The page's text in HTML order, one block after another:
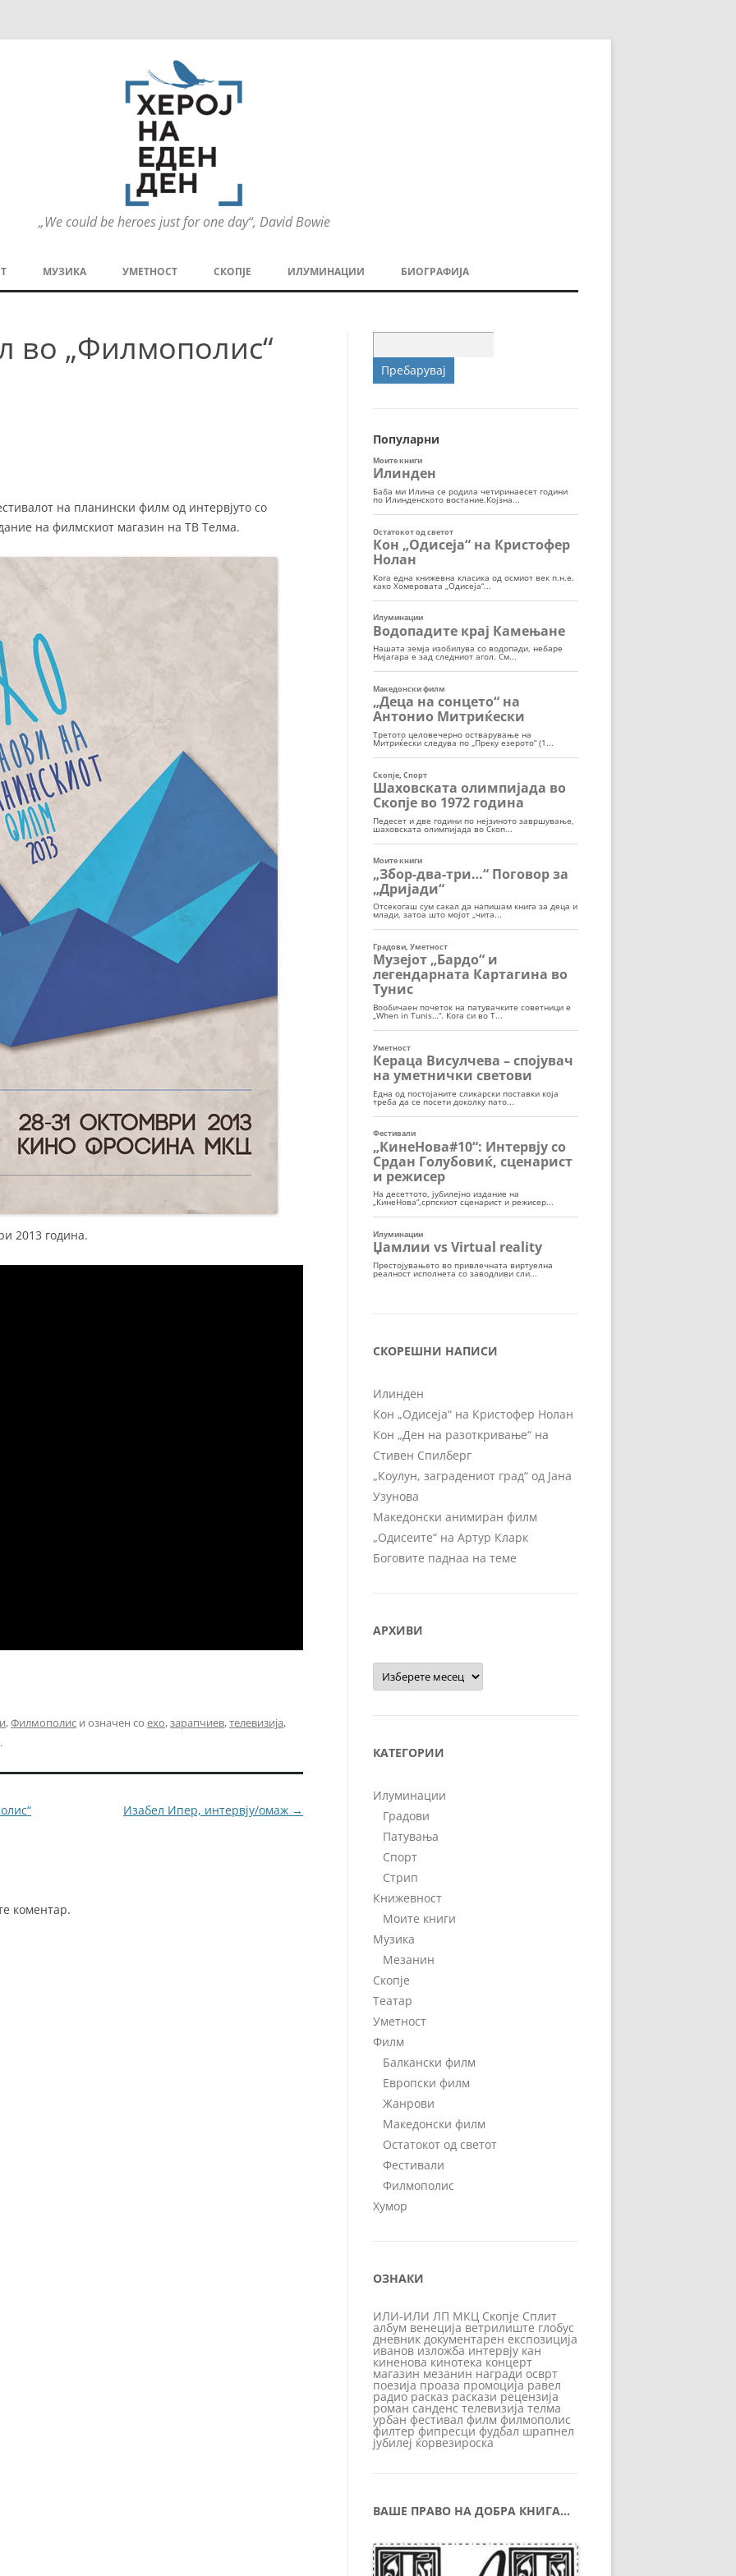
„We could be heroes just for one day“, David Bowie
содржината
МУЗИКА УМЕТНОСТ СКОПЈЕ ИЛУМИНАЦИИ
СПОРТ
БИОГРАФИЈА
во „Филмополис“
на планински филм од интервјуто со
на филмскиот магазин на ТВ Телма.
2013 година.
,Филмополис и означен со ехо,зарапчиев,телевизија,
.
Изабел Ипер, интервју/омаж →
коментар.
за:
Популарни
СКОРЕШНИ НАПИСИ
Илинден
Кон „Одисеја“ на Кристофер Нолан
Кон „Ден на разоткривање“ на
Стивен Спилберг
„Коулун, заградениот град“ од Јана
Узунова
Македонски анимиран филм
„Одисеите“ на Артур Кларк
Боговите паднаа на теме
АРХИВИ
Архиви
КАТЕГОРИИ
Илуминации
Градови
Патувања
Спорт
Стрип
Книжевност
Моите книги
Музика
Мезанин
Скопје
Театар
Уметност
Филм
Балкански филм
Европски филм
Жанрови
Македонски филм
Остатокот од светот
Фестивали
Филмополис
Хумор
ОЗНАКИ
ИЛИ-ИЛИ ЛП МКЦ Скопје Сплит
албум венеција ветрилиште глобус
дневник документарен експозиција
иванов изложба интервју кан
киненова кинотека концерт
магазин мезанин награди осврт
поезија проаза промоција равел
радио расказ раскази рецензија
роман санденс телевизија телма
урбан фестивал филм филмополис
филтер фипресци фудбал шрапнел
јубилеј ќорвезироска
ВАШЕ ПРАВО НА ДОБРА КНИГА…